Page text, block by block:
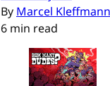
By Marcel Kleffmann
6 min read